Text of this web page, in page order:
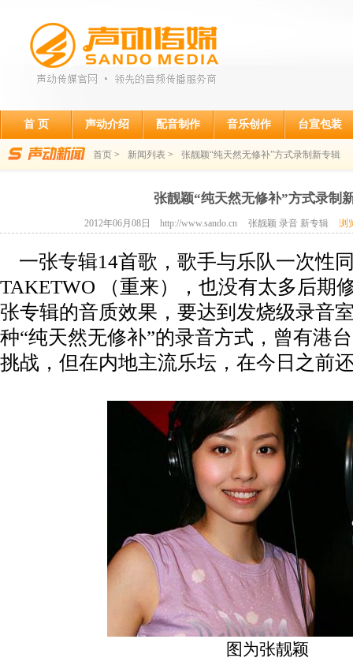
首 页 声动介绍 配音制作 音乐创作 台宣包装
首页 > 新闻列表 > 张靓颖“纯天然无修补”方式录制新专辑
张靓颖“纯天然无修补”方式录制
2012年06月08日 http://www.sando.cn 张靓颖 录音 新专辑 浏
一张专辑14首歌，歌手与乐队一次性
TAKETWO （重来），也没有太多后期
张专辑的音质效果，要达到发烧级录
种“纯天然无修补”的录音方式，曾有港
挑战，但在内地主流乐坛，在今日之前
图为张靓颖